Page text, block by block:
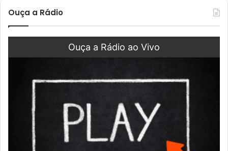
Ouça a Rádio
Ouça a Rádio ao Vivo